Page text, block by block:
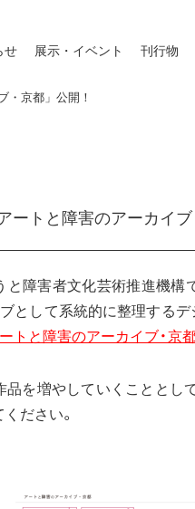
せ 展示・イベント 刊行物
・京都」公開！
ートと障害のアーカイブ
障害者文化芸術推進機構
として系統的に整理する
トと障害のアーカイブ・京
を増やしていくこととし
ださい。